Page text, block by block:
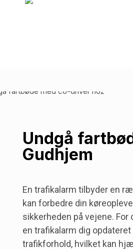
Undgå
Gudhjem
En trafikalarm tilbyder en
kan forbedre din
sikkerheden på vejene.
en trafikalarm dig
trafikforhold, hvilket kan